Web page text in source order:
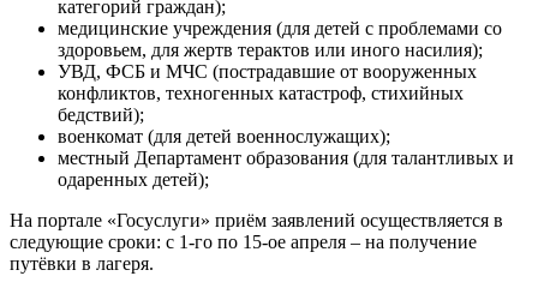
категорий граждан);
медицинские учреждения (для детей с проблемами со
здоровьем, для жертв терактов или иного насилия);
УВД, ФСБ и МЧС (пострадавшие от вооруженных
конфликтов, техногенных катастроф, стихийных
бедствий);
военкомат (для детей военнослужащих);
местный Департамент образования (для талантливых и
одаренных детей);
На портале «Госуслуги» приём заявлений осуществляется в
следующие сроки: с 1-го по 15-ое апреля – на получение
путёвки в лагеря.